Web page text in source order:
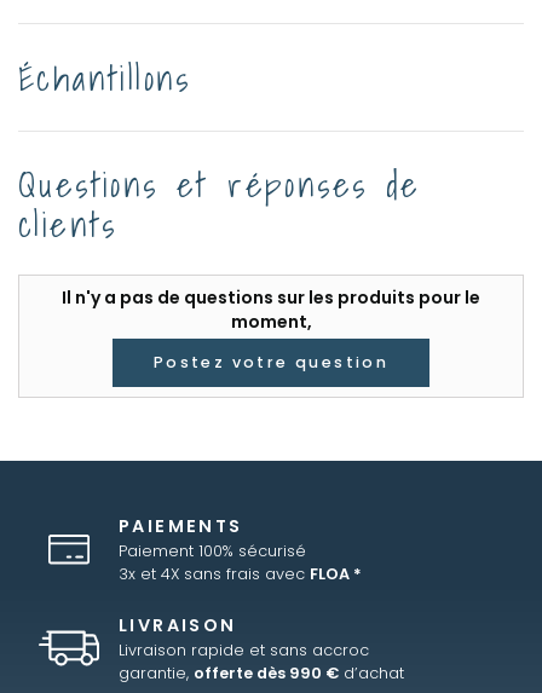
Échantillons
Questions et réponses de
clients
Il n'y a pas de questions sur les produits pour le
moment,
Postez votre question
PAIEMENTS
Paiement 100% sécurisé
3x et 4X sans frais avec FLOA *
LIVRAISON
Livraison rapide et sans accroc
garantie, offerte dès 990 € d’achat